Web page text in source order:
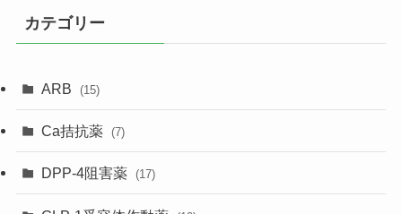
カテゴリー
ARB (15)
Ca拮抗薬 (7)
DPP-4阻害薬 (17)